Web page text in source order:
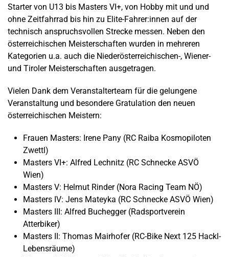
Starter von U13 bis Masters VI+, von Hobby mit und und
ohne Zeitfahrrad bis hin zu Elite-Fahrer:innen auf der
technisch anspruchsvollen Strecke messen. Neben den
österreichischen Meisterschaften wurden in mehreren
Kategorien u.a. auch die Niederösterreichischen-, Wiener-
und Tiroler Meisterschaften ausgetragen.
Vielen Dank dem Veranstalterteam für die gelungene
Veranstaltung und besondere Gratulation den neuen
österreichischen Meistern:
Frauen Masters: Irene Pany (RC Raiba Kosmopiloten
Zwettl)
Masters VI+: Alfred Lechnitz (RC Schnecke ASVÖ
Wien)
Masters V: Helmut Rinder (Nora Racing Team NÖ)
Masters IV: Jens Mateyka (RC Schnecke ASVÖ Wien)
Masters III: Alfred Buchegger (Radsportverein
Atterbiker)
Masters II: Thomas Mairhofer (RC-Bike Next 125 Hackl-
Lebensräume)